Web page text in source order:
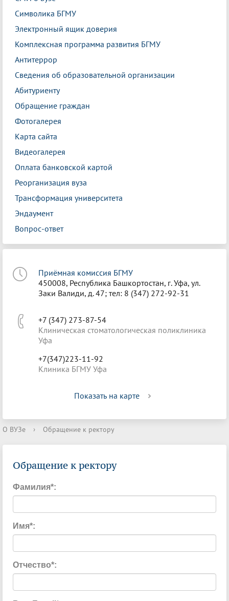
Символика БГМУ
Электронный ящик доверия
Комплексная программа развития БГМУ
Антитеррор
Сведения об образовательной организации
Абитуриенту
Обращение граждан
Фотогалерея
Карта сайта
Видеогалерея
Оплата банковской картой
Реорганизация вуза
Трансформация университета
Эндаумент
Вопрос-ответ
Приёмная комиссия БГМУ
450008, Республика Башкортостан, г. Уфа, ул.
Заки Валиди, д. 47; тел: 8 (347) 272-92-31
+7 (347) 273-87-54
Клиническая стоматологическая поликлиника
Уфа
+7(347)223-11-92
Клиника БГМУ Уфа
Показать на карте
О ВУЗе › Обращение к ректору
Обращение к ректору
Фамилия*:
Имя*:
Отчество*: